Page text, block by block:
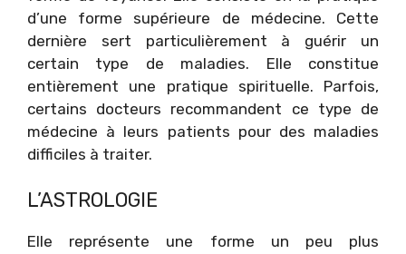
d’une forme supérieure de médecine. Cette
dernière sert particulièrement à guérir un
certain type de maladies. Elle constitue
entièrement une pratique spirituelle. Parfois,
certains docteurs recommandent ce type de
médecine à leurs patients pour des maladies
difficiles à traiter.
L’ASTROLOGIE
Elle représente une forme un peu plus